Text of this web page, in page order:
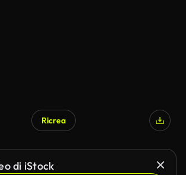
Ricrea
di iStock